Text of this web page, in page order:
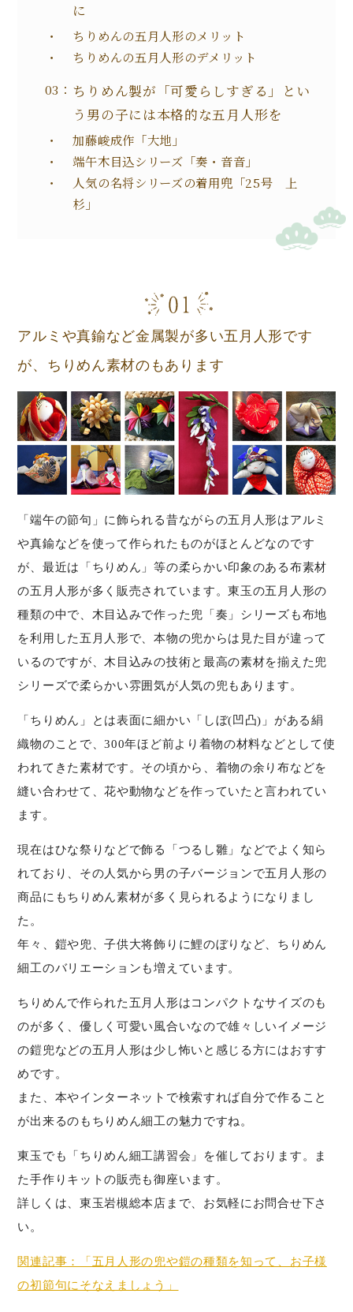
に
ちりめんの五月人形のメリット
ちりめんの五月人形のデメリット
ちりめん製が「可愛らしすぎる」とい
う男の子には本格的な五月人形を
加藤峻成作「大地」
端午木目込シリーズ「奏・音音」
人気の名将シリーズの着用兜「25号 上
杉」
アルミや真鍮など金属製が多い五月人形です
が、ちりめん素材のもあります
「端午の節句」に飾られる昔ながらの五月人形はアルミ
や真鍮などを使って作られたものがほとんどなのです
が、最近は「ちりめん」等の柔らかい印象のある布素材
の五月人形が多く販売されています。東玉の五月人形の
種類の中で、木目込みで作った兜「奏」シリーズも布地
を利用した五月人形で、本物の兜からは見た目が違って
いるのですが、木目込みの技術と最高の素材を揃えた兜
シリーズで柔らかい雰囲気が人気の兜もあります。
「ちりめん」とは表面に細かい「しぼ(凹凸)」がある絹
織物のことで、300年ほど前より着物の材料などとして使
われてきた素材です。その頃から、着物の余り布などを
縫い合わせて、花や動物などを作っていたと言われてい
ます。
現在はひな祭りなどで飾る「つるし雛」などでよく知ら
れており、その人気から男の子バージョンで五月人形の
商品にもちりめん素材が多く見られるようになりまし
た。
年々、鎧や兜、子供大将飾りに鯉のぼりなど、ちりめん
細工のバリエーションも増えています。
ちりめんで作られた五月人形はコンパクトなサイズのも
のが多く、優しく可愛い風合いなので雄々しいイメージ
の鎧兜などの五月人形は少し怖いと感じる方にはおすす
めです。
また、本やインターネットで検索すれば自分で作ること
が出来るのもちりめん細工の魅力ですね。
東玉でも「ちりめん細工講習会」を催しております。ま
た手作りキットの販売も御座います。
詳しくは、東玉岩槻総本店まで、お気軽にお問合せ下さ
い。
関連記事：「五月人形の兜や鎧の種類を知って、お子様
の初節句にそなえましょう」